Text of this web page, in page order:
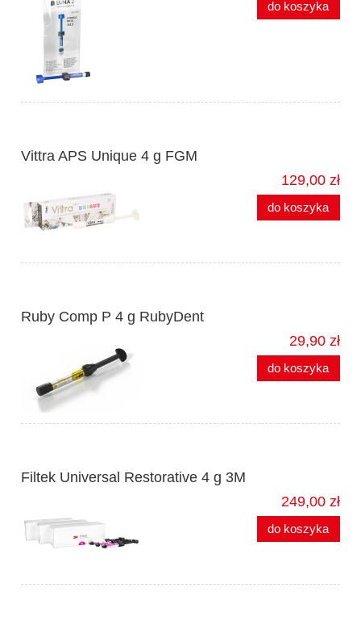
do koszyka
Vittra APS Unique 4 g FGM
129,00 zł
do koszyka
Ruby Comp P 4 g RubyDent
29,90 zł
do koszyka
Filtek Universal Restorative 4 g 3M
249,00 zł
do koszyka